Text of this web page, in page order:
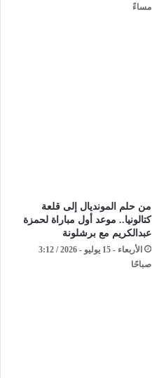
مساءً
من حلم المونديال إلى قلعة
كتالونيا.. موعد أول مباراة لحمزة
عبدالكريم مع برشلونة
الأربعاء - 15 يوليو - 2026 / 3:12
صباحًا